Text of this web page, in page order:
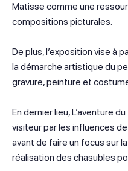
Matisse comme une
compositions picturales.
De plus, l’exposition vise à
la démarche artistique du
gravure, peinture et
En dernier lieu, L’aventure
visiteur par les influences
avant de faire un focus sur
réalisation des chasubles